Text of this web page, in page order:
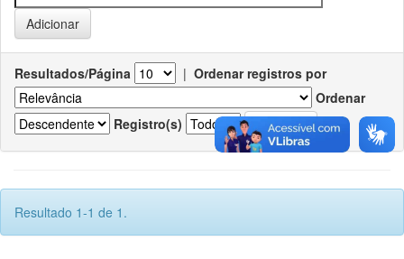
Resultados/Página | Ordenar registros por
Ordenar
Registro(s)
Resultado 1-1 de 1.